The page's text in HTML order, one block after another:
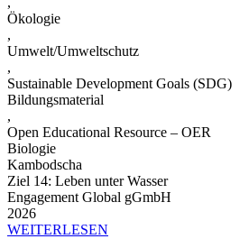
Ökologie
,
Umwelt/Umweltschutz
,
Sustainable Development Goals (SDG)
Bildungsmaterial
,
Open Educational Resource – OER
Biologie
Kambodscha
Ziel 14: Leben unter Wasser
Engagement Global gGmbH
2026
WEITERLESEN